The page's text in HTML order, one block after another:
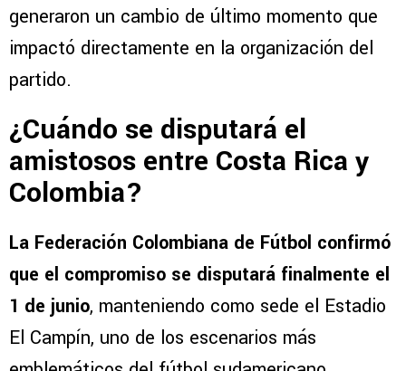
generaron un cambio de último momento que
impactó directamente en la organización del
partido.
¿Cuándo se disputará el
amistosos entre Costa Rica y
Colombia?
La Federación Colombiana de Fútbol confirmó
que el compromiso se disputará finalmente el
1 de junio, manteniendo como sede el Estadio
El Campín, uno de los escenarios más